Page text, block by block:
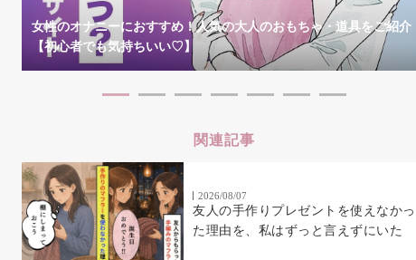
女性のオナニーにおすすめ！人気の大人のおもちゃ・道具をご紹介
【初心者でも気持ちいい♡】
関連記事
2026/08/07
友人の手作りプレゼントを使えなかっ
た理由を、私はずっと言えずにいた